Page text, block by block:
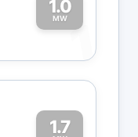
1.0
MW1
1.7